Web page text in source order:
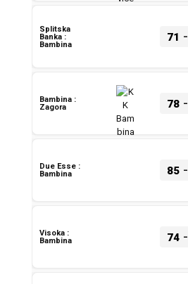
71 -
Splitska
Banka :
Bambina
78-
Bambina :
Zagora
85-
Due Esse :
Bambina
74-
Visoka :
Bambina